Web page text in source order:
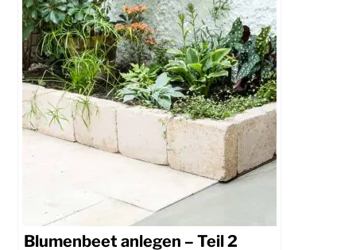
Blumenbeet anlegen – Teil 2